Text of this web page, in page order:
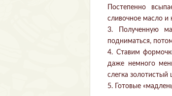
Постепенно
сливочное масло и
3. Полученную
подниматься,
4. Ставим
даже немного
слегка золотистый
5. Готовые